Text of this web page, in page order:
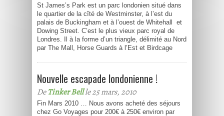
St James’s Park est un parc londonien situé dans
le quartier de la cîté de Westminster, à l’est du
palais de Buckingham et à l’ouest de Whitehall et
Dowing Street. C’est le plus vieux parc royal de
Londres. Il à la forme d’un triangle, délimité au Nord
par The Mall, Horse Guards à l’Est et Birdcage
Nouvelle escapade londonienne !
DeTinker Bellle 25 mars, 2010
Fin Mars 2010 … Nous avons acheté des séjours
chez Go Voyages pour 200€ à 250€ environ par